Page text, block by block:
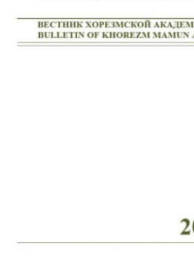
Volume 2_3, 2026
Volume 2_2, 2026
Volume 12_5, 2025